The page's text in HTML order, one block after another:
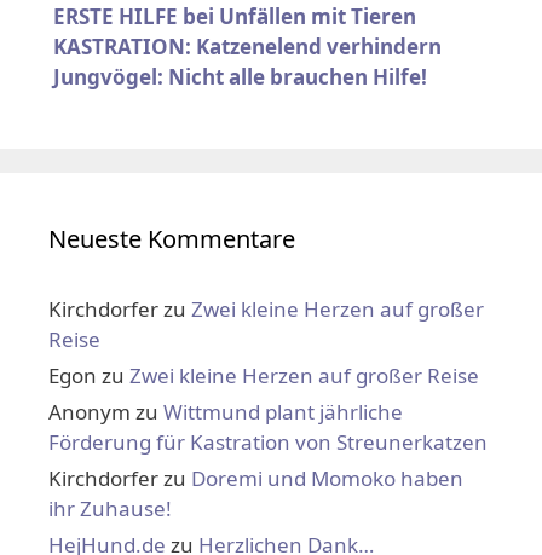
ERSTE HILFE bei Unfällen mit Tieren
KASTRATION: Katzenelend verhindern
Jungvögel: Nicht alle brauchen Hilfe!
Neueste Kommentare
Kirchdorfer zu Zwei kleine Herzen auf großer
Reise
Egon zu Zwei kleine Herzen auf großer Reise
Anonym zu Wittmund plant jährliche
Förderung für Kastration von Streunerkatzen
Kirchdorfer zu Doremi und Momoko haben
ihr Zuhause!
HejHund.de zu Herzlichen Dank…